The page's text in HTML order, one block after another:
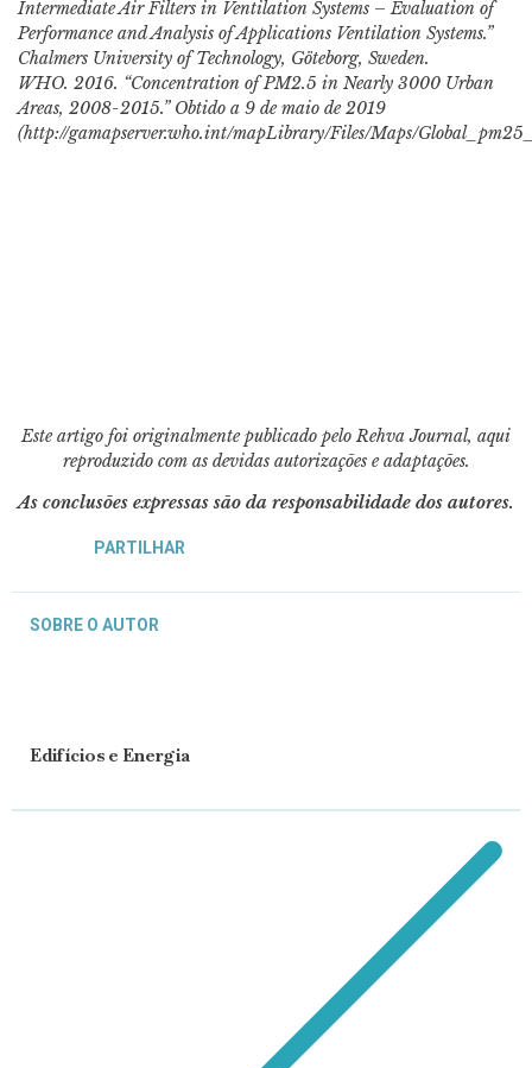
Intermediate Air Filters in Ventilation Systems – Evaluation of
Performance and Analysis of Applications Ventilation Systems.”
Chalmers University of Technology, Göteborg, Sweden.
WHO. 2016. “Concentration of PM2.5 in Nearly 3000 Urban
Areas, 2008-2015.” Obtido a 9 de maio de 2019
(http://gamapserver.who.int/mapLibrary/Files/Maps/
Este artigo foi originalmente publicado pelo Rehva Journal, aqui
reproduzido com as devidas autorizações e adaptações.
As conclusões expressas são da responsabilidade dos autores.
PARTILHAR
SOBRE O AUTOR
Edifícios e Energia